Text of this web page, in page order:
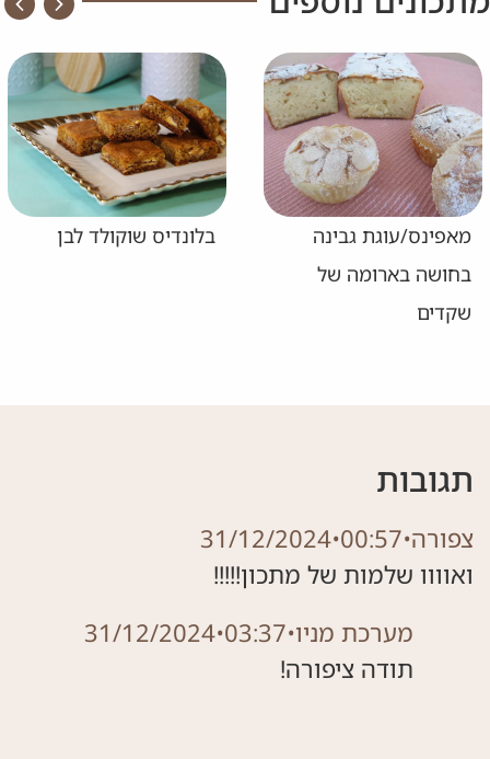
מאפינס/עוגת גבינה
בחושה בארומה של
שקדים
בלונדיס שוקולד לבן
תגובות
צפורה•
00:57
•
31/12/2024
ואוווו שלמות של מתכון!!!!!
מערכת מניו•
03:37
•
31/12/2024
תודה ציפורה!